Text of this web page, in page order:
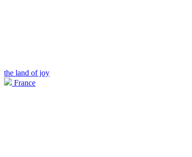
the land of joy
France